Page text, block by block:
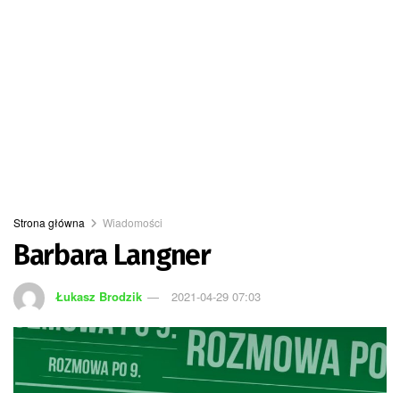
Strona główna Wiadomości
Barbara Langner
Łukasz Brodzik 2021-04-29 07:03